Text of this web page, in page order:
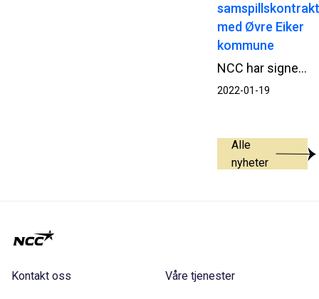
samspillskontrakt
med Øvre Eiker
kommune
NCC har signert samspillskontrakt med Øvre Eiker kommune for nytt renseanlegg i Hokksund.
2022-01-19
Alle
nyheter
Kontakt oss Våre tjenester